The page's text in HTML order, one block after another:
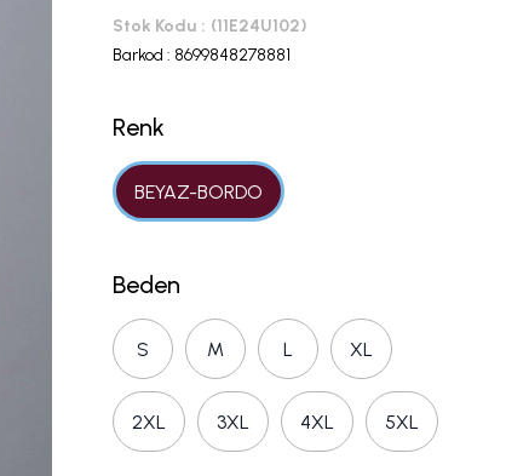
Stok Kodu
(11E24U102)
Barkod : 8699848278881
Renk
BEYAZ-BORDO
Beden
S M L XL
2XL 3XL 4XL 5XL